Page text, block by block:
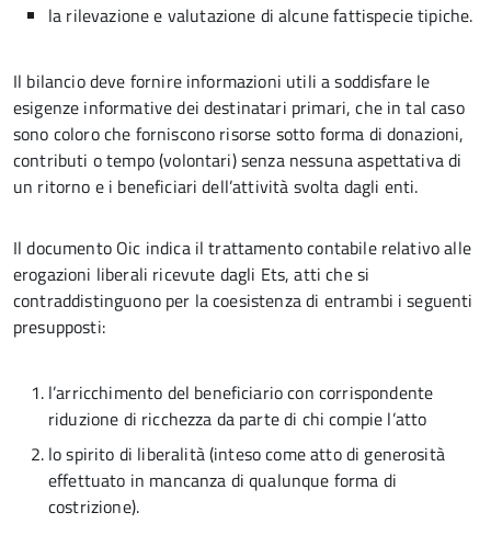
la rilevazione e valutazione di alcune fattispecie tipiche.
Il bilancio deve fornire informazioni utili a soddisfare le
esigenze informative dei destinatari primari, che in tal caso
sono coloro che forniscono risorse sotto forma di donazioni,
contributi o tempo (volontari) senza nessuna aspettativa di
un ritorno e i beneficiari dell’attività svolta dagli enti.
Il documento Oic indica il trattamento contabile relativo alle
erogazioni liberali ricevute dagli Ets, atti che si
contraddistinguono per la coesistenza di entrambi i seguenti
presupposti:
l’arricchimento del beneficiario con corrispondente
riduzione di ricchezza da parte di chi compie l’atto
lo spirito di liberalità (inteso come atto di generosità
effettuato in mancanza di qualunque forma di
costrizione).